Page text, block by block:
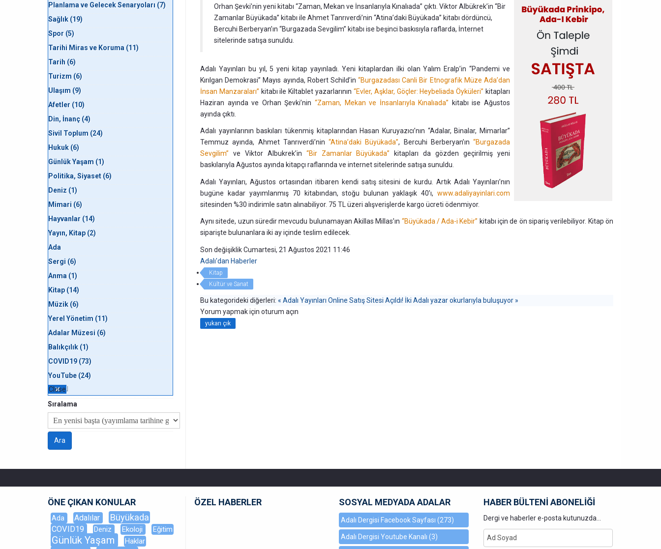
Orhan Şevki’nin yeni kitabı “Zaman, Mekan ve İnsanlarıyla Kınalıada” çıktı. Viktor Albükrek’in “Bir
Zamanlar Büyükada” kitabı ile Ahmet Tanrıverdi’nin “Atina’daki Büyükada” kitabı dördüncü,
Bercuhi Berberyan’ın “Burgazada Sevgilim” kitabı ise beşinci baskısıyla raflarda, İnternet
sitelerinde satışa sunuldu.
Adalı Yayınları bu yıl, 5 yeni kitap yayınladı. Yeni kitaplardan ilki olan Yalım Eralp’in “Pandemi ve
Kırılgan Demokrasi” Mayıs ayında, Robert Schild’in“Burgazadası Canli Bir Etnografik Müze Ada’dan
İnsan Manzaraları” kitabı ile Kiltablet yazarlarının “Evler, Aşklar, Göçler: Heybeliada Öyküleri” kitapları
Haziran ayında ve Orhan Şevki’nin “Zaman, Mekan ve İnsanlarıyla Kınalıada” kitabı ise Ağustos
ayında çıktı.
Adalı yayınlarının baskıları tükenmiş kitaplarından Hasan Kuruyazıcı’nın “Adalar, Binalar, Mimarlar”
Temmuz ayında, Ahmet Tanrıverdi’nin “Atina’daki Büyükada”, Bercuhi Berberyan’ın “Burgazada
Sevgilim” ve Viktor Albukrek’in “Bir Zamanlar Büyükada” kitapları da gözden geçirilmiş yeni
baskılarıyla Ağustos ayında kitapçı raflarında ve internet sitelerinde satışa sunuldu.
Adalı Yayınları, Ağustos ortasından itibaren kendi satış sitesini de kurdu. Artık Adalı Yayınları’nın
bugüne kadar yayımlanmış 70 kitabından, stoğu bulunan yaklaşık 40’ı, www.adaliyayinlari.com
sitesinden %30 indirimle satın alınabiliyor. 75 TL üzeri alışverişlerde kargo ücreti ödenmiyor.
Aynı sitede, uzun süredir mevcudu bulunamayan Akillas Millas’ın “Büyükada / Ada-i Kebir” kitabı için de ön sipariş verilebiliyor. Kitap ön
siparişte bulunanlara iki ay içinde teslim edilecek.
Son değişiklik Cumartesi, 21 Ağustos 2021 11:46
Adalı'dan Haberler
Kitap
Kültür ve Sanat
Bu kategorideki diğerleri: « Adalı Yayınları Online Satış Sitesi Açıldı! İki Adalı yazar okurlarıyla buluşuyor »
Yorum yapmak için oturum açın
yukarı çık
Planlama ve Gelecek Senaryoları (7)
Sağlık (19)
Spor (5)
Tarihi Miras ve Koruma (11)
Tarih (6)
Turizm (6)
Ulaşım (9)
Afetler (10)
Din, İnanç (4)
Sivil Toplum (24)
Hukuk (6)
Günlük Yaşam (1)
Politika, Siyaset (6)
Deniz (1)
Mimari (6)
Hayvanlar (14)
Yayın, Kitap (2)
Ada
Sergi (6)
Anma (1)
Kitap (14)
Müzik (6)
Yerel Yönetim (11)
Adalar Müzesi (6)
Balıkçılık (1)
COVID19 (73)
YouTube (24)
Close
Sıralama
ÖNE ÇIKAN KONULAR
Ada Adalılar Büyükada
COVID19 Deniz Ekoloji Eğitim
Günlük Yaşam Haklar
ÖZEL HABERLER SOSYAL MEDYADA ADALAR
Adalı Dergisi Facebook Sayfası (273)
Adalı Dergisi Youtube Kanalı (3)
HABER BÜLTENİ ABONELİĞİ
Dergi ve haberler e-posta kutunuzda...